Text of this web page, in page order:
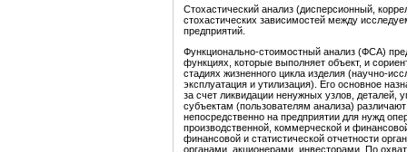
Стохастический анализ (дисперсионный,
стохастических зависимостей между
предприятий.
Функционально-стоимостный анализ (ФСА)
функциях, которые выполняет объект, и
стадиях жизненного цикла изделия (научно-
эксплуатация и утилизация). Его основное
за счет ликвидации ненужных узлов, деталей,
субъектам (пользователям анализа)
непосредственно на предприятии для нужд
производственной, коммерческой и
финансовой и статистической отчетности
органами, акционерами, инвесторами. По